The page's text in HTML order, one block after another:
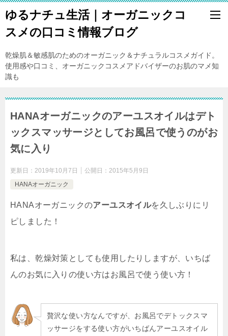
ゆるナチュ生活｜オーガニックコ
スメの口コミ情報ブログ
乾燥肌＆敏感肌のためのオーガニック＆ナチュラルコスメガイド。
使用感や口コミ、オーガニックコスメアドバイザーのお肌のマメ知
識も
HANAオーガニックのアーユスオイルはデト
ックスマッサージとしてお風呂で使うのがお
気に入り
更新日： 2019年10月7日 公開日： 2015年5月9日
HANAオーガニック
HANAオーガニックのアーユスオイルを久しぶりにリ
ピしました！
私は、乾燥対策としても使用したりしますが、いちば
んのお気に入りの使い方はお風呂で使う使い方！
贅沢な使い方なんですが、お風呂でデトックスマ
ッサージをする使い方がいちばんアーユスオイル